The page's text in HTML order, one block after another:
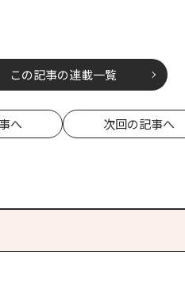
この記事の連載一覧
へ 次回の記事へ